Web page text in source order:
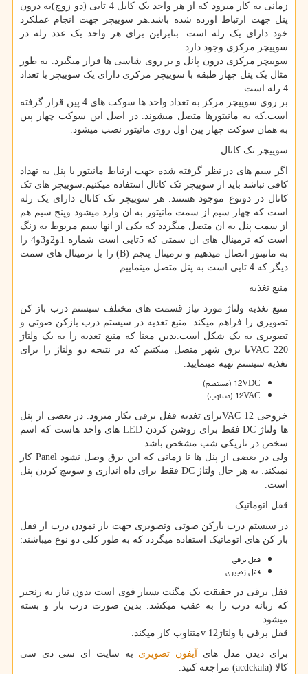
زمانی به کار میرود که از هر واحد یک کابل 4 تایی (دو زوج)به درون
پنل جهت ارتباط اورده شده باشد.هر سوییچر جهت انجام عملکرد
خود دارای یک رله است. بنابراین برای هر واحد یک عدد رله در
سوییچر مرکزی وجود دارد.
سوییچر مرکزی درون پانل و بر روی شاسی ها قرار میگیرد. به طور
مثال یک پنل چهار طبقه با سوییچر مرکزی دارای یک سوییچر با تعداد
4 رله است.
بر روی سوییچر مرکز به تعداد واحد ها سوکت های 4 پین قرار گرفته
است.که به مانیتورها متصل میشوند. در اصل این سوکت چهار پین
به همان سوکت چهار پین اول روی مانیتور نصب میشود.
سوییچر تک کانال
اگر سیم های در نظر گرفته شده جهت ارتباط مانیتور با پنل به تهداد
کافی نباشد باید از سوییچر تک کانال استفاده میکنیم.سوییچر های تک
کانال در دونوع موجود هستند. هر سوییچر تک کانال دارای یک رله
است که چهار سیم از سمت مانیتور به ان وارد میشود وپنج سیم هم
از سمت پنل به ان متصل میگردد که یکی از انها سیم مربوط به زنگ
است که ترمینال های ان سمتی که 5تایی است شماره 1و2و3و4 را
به مانیتور اتصال میدهیم و ترمینال پنجم (B) را با ترمینال های سمت
دیگر که 4 تایی است به پنل متصل مینماییم.
منبع تغذیه
منبع تغذیه ولتاژ مورد نیاز قسمت های مختلف سیستم درب باز کن
تصویری را فراهم میکند. منبع تغذیه در سیستم درب بازکن صوتی و
تصویری به یک شکل است.بدین معنا که منبع تغذیه را به یک ولتاژ
220
VACیا برق شهر متصل میکنیم که در نتیجه دو ولتاژ را برای
تغذیه سیستم تهیه مینمایید.
12VDC (مستقیم)
12VAC (متناوب)
خروجی 12 VACبرای تغدیه قفل برقی بکار میرود. در بعضی از پنل
ها ولتاژ DC فقط برای روشن کردن LED های واحد هاست که اسم
سخص در تاریکی شب مشخص باشد.
ولی در بعضی از پنل ها تا زمانی که این برق وصل نشود Panel کار
نمیکند. به هر حال ولتاژ DC فقط برای داه اندازی و سوییچ کردن پنل
است.
قفل اتوماتیک
در سیستم درب بازکن صوتی وتصویری جهت باز نمودن درب از قفل
باز کن های اتوماتیک استفاده میگردد که به طور کلی دو نوع میباشند:
قفل برقی
قفل زنجیری
فقل برقی در حقیقت یک مگنت بسیار قوی است بدون نیاز به زنجیر
که زبانه درب را به عقب میکشد. بدین صورت درب باز و بسته
میشود.
قفل برقی با ولتاژ12
vمتناوب کار میکند.
برای دیدن مدل های
آیفون تصویری به سایت ای سی دی سی
کالا (acdckala) مراجعه کنید.